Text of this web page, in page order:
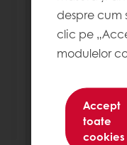
despre cum
clic pe
modulelor
Accept
toate
cookies